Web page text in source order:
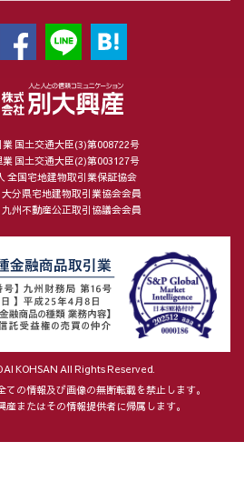
国土交通大臣(3)第008722号
国土交通大臣(2)第003127号
全国宅地建物取引業保証協会
分県宅地建物取引業協会会員
州不動産公正取引協議会会員
KOHSAN All Rights Reserved.
の情報及び画像の無断転載を禁止します。
またはその情報提供者に帰属します。